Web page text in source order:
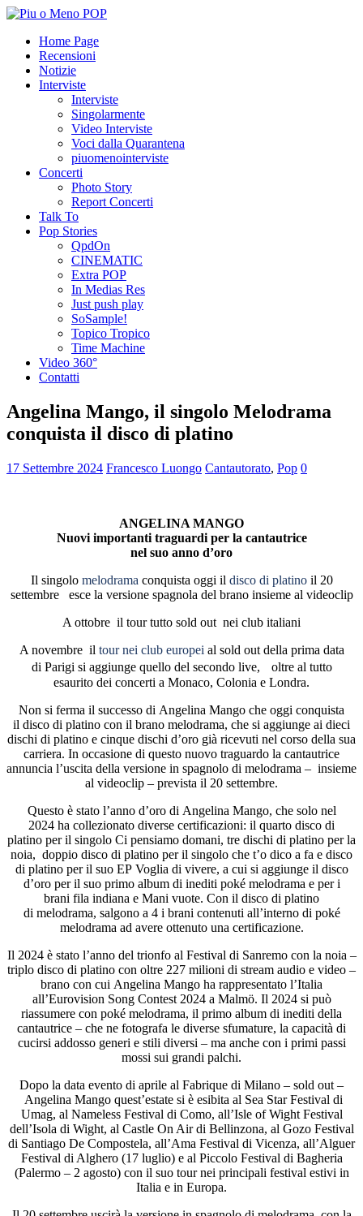
Home Page
Recensioni
Notizie
Interviste
Interviste
Singolarmente
Video Interviste
Voci dalla Quarantena
piuomenointerviste
Concerti
Photo Story
Report Concerti
Talk To
Pop Stories
QpdOn
CINEMATIC
Extra POP
In Medias Res
Just push play
SoSample!
Topico Tropico
Time Machine
Video 360°
Contatti
Angelina Mango, il singolo Melodrama
conquista il disco di platino
17 Settembre 2024 Francesco Luongo Cantautorato, Pop 0
ANGELINA MANGO
Nuovi importanti traguardi per la cantautrice
nel suo anno d’oro
Il singolomelodrama conquista oggi il disco di platino il 20
settembre esce la versione spagnola del brano insieme al videoclip
A ottobre il tour tutto sold out nei club italiani
A novembre il tour nei club europei al sold out della prima data
di Parigi si aggiunge quello del secondo live, oltre al tutto
esaurito dei concerti a Monaco, Colonia e Londra.
Non si ferma il successo di Angelina Mango che oggi conquista
il disco di platino con il brano melodrama, che si aggiunge ai dieci
dischi di platino e cinque dischi d’oro già ricevuti nel corso della sua
carriera. In occasione di questo nuovo traguardo la cantautrice
annuncia l’uscita della versione in spagnolo di melodrama – insieme
al videoclip – prevista il 20 settembre.
Questo è stato l’anno d’oro di Angelina Mango, che solo nel
2024 ha collezionato diverse certificazioni: il quarto disco di
platino per il singolo Ci pensiamo domani, tre dischi di platino per la
noia, doppio disco di platino per il singolo che t’o dico a fa e disco
di platino per il suo EP Voglia di vivere, a cui si aggiunge il disco
d’oro per il suo primo album di inediti poké melodrama e per i
brani fila indiana e Mani vuote. Con il disco di platino
di melodrama, salgono a 4 i brani contenuti all’interno di poké
melodrama ad avere ottenuto una certificazione.
Il 2024 è stato l’anno del trionfo al Festival di Sanremo con la noia –
triplo disco di platino con oltre 227 milioni di stream audio e video –
brano con cui Angelina Mango ha rappresentato l’Italia
all’Eurovision Song Contest 2024 a Malmö. Il 2024 si può
riassumere con poké melodrama, il primo album di inediti della
cantautrice – che ne fotografa le diverse sfumature, la capacità di
cucirsi addosso generi e stili diversi – ma anche con i primi passi
mossi sui grandi palchi.
Dopo la data evento di aprile al Fabrique di Milano – sold out –
Angelina Mango quest’estate si è esibita al Sea Star Festival di
Umag, al Nameless Festival di Como, all’Isle of Wight Festival
dell’Isola di Wight, al Castle On Air di Bellinzona, al Gozo Festival
di Santiago De Compostela, all’Ama Festival di Vicenza, all’Alguer
Festival di Alghero (17 luglio) e al Piccolo Festival di Bagheria
(Palermo – 2 agosto) con il suo tour nei principali festival estivi in
Italia e in Europa.